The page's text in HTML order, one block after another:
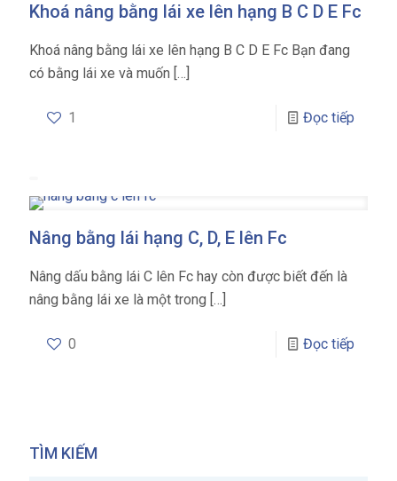
Khoá nâng bằng lái xe lên hạng B C D E Fc
Khoá nâng bằng lái xe lên hạng B C D E Fc Bạn đang
có bằng lái xe và muốn […]
1 Đọc tiếp
Nâng bằng lái hạng C, D, E lên Fc
Nâng dấu bằng lái C lên Fc hay còn được biết đến là
nâng bằng lái xe là một trong […]
0 Đọc tiếp
TÌM KIẾM